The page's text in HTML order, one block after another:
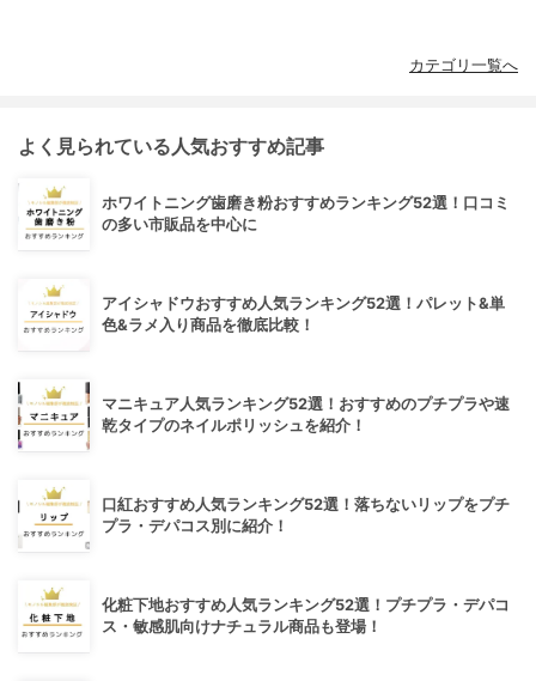
カテゴリ一覧へ
よく見られている人気おすすめ記事
ホワイトニング歯磨き粉おすすめランキング52選！口コミ
の多い市販品を中心に
アイシャドウおすすめ人気ランキング52選！パレット&単
色&ラメ入り商品を徹底比較！
マニキュア人気ランキング52選！おすすめのプチプラや速
乾タイプのネイルポリッシュを紹介！
口紅おすすめ人気ランキング52選！落ちないリップをプチ
プラ・デパコス別に紹介！
化粧下地おすすめ人気ランキング52選！プチプラ・デパコ
ス・敏感肌向けナチュラル商品も登場！